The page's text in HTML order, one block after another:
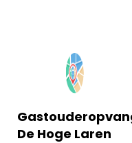
De Hoge Laren